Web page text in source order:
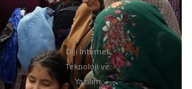
Diji İnternet
Teknoloji ve
Yazılım